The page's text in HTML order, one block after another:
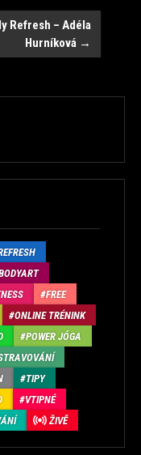
Refresh – Adéla
Hurníková →
FREE
ONLINE TRÉNINK
POWER JÓGA
TIPY
VTIPNÉ
ŽIVĚ